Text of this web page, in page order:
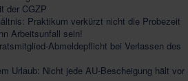
der CGZP
Praktikum verkürzt nicht die Probezeit
Arbeitsunfall sein!
Abmeldepflicht bei Verlassen des
Urlaub: Nicht jede AU-Bescheigung hält vor